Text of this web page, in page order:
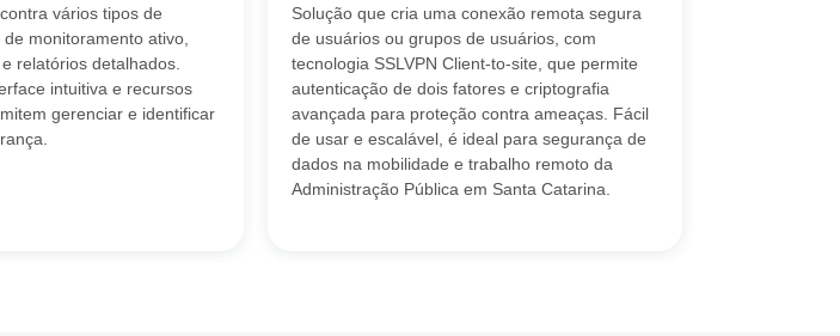
vários tipos de
monitoramento ativo,
relatórios detalhados.
intuitiva e recursos
gerenciar e identificar
Solução que cria uma conexão remota segura
de usuários ou grupos de usuários, com
tecnologia SSLVPN Client-to-site, que permite
autenticação de dois fatores e criptografia
avançada para proteção contra ameaças. Fácil
de usar e escalável, é ideal para segurança de
dados na mobilidade e trabalho remoto da
Administração Pública em Santa Catarina.